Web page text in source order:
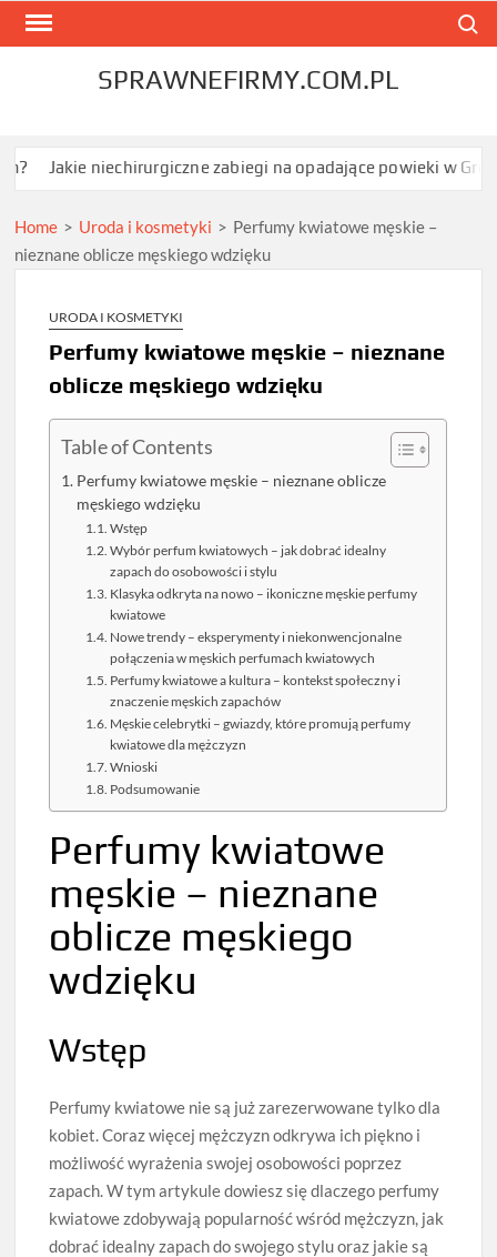
Skip
SPRAWNEFIRMY.COM.PL
niechirurgiczne zabiegi na opadające powieki w Grodzisku
Home > Uroda i kosmetyki > Perfumy kwiatowe męskie –
nieznane oblicze męskiego wdzięku
URODA I KOSMETYKI
Perfumy kwiatowe męskie – nieznane
oblicze męskiego wdzięku
Table of Contents
Perfumy kwiatowe męskie – nieznane oblicze
męskiego wdzięku
Wstęp
Wybór perfum kwiatowych – jak dobrać idealny
zapach do osobowości i stylu
Klasyka odkryta na nowo – ikoniczne męskie perfumy
kwiatowe
Nowe trendy – eksperymenty i niekonwencjonalne
połączenia w męskich perfumach kwiatowych
Perfumy kwiatowe a kultura – kontekst społeczny i
znaczenie męskich zapachów
Męskie celebrytki – gwiazdy, które promują perfumy
kwiatowe dla mężczyzn
Wnioski
Podsumowanie
Perfumy kwiatowe
męskie – nieznane
oblicze męskiego
wdzięku
Wstęp
Perfumy kwiatowe nie są już zarezerwowane tylko dla
kobiet. Coraz więcej mężczyzn odkrywa ich piękno i
możliwość wyrażenia swojej osobowości poprzez
zapach. W tym artykule dowiesz się dlaczego perfumy
kwiatowe zdobywają popularność wśród mężczyzn, jak
dobrać idealny zapach do swojego stylu oraz jakie są